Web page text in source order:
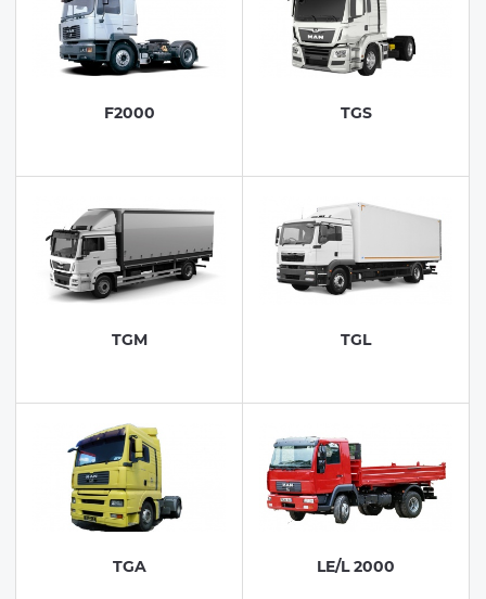
F2000 TGS
TGM TGL
TGA LE/L 2000